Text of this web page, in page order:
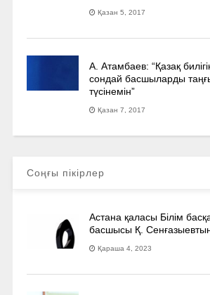
Қазан 5, 2017
А. Атамбаев: “Қазақ
сондай басшыларды
түсінемін”
Қазан 7, 2017
Соңғы пікірлер
Астана қаласы Білім
басшысы Қ.
Қараша 4, 2023